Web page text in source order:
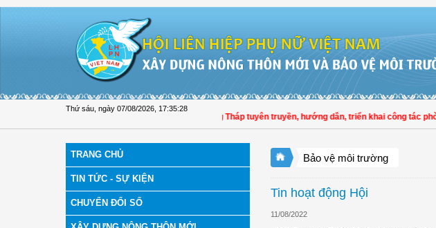
Thứ sáu, ngày 07/08/2026 17:35:29
Hội LHPN tỉnh Đồng Tháp tuyên truyền, hướng dẫn, triển khai công tác
TRANG CHỦ
TIN TỨC - SỰ KIỆN
CHUYỂN ĐỔI SỐ
Bảo vệ môi trường
Tin hoạt động Hội
11/08/2022